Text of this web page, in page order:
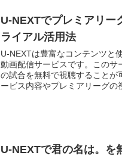
U-NEXTでプレミアリー
ライアル活用法
U-NEXTは豊富なコンテンツと
動画配信サービスです。この
の試合を無料で視聴すること
ービス内容やプレミアリーグの
U-NEXTで君の名は。を